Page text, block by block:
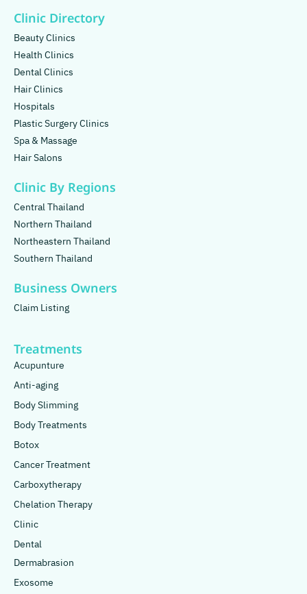
Clinic Directory
Beauty Clinics
Health Clinics
Dental Clinics
Hair Clinics
Hospitals
Plastic Surgery Clinics
Spa & Massage
Hair Salons
Clinic By Regions
Central Thailand
Northern Thailand
Northeastern Thailand
Southern Thailand
Business Owners
Claim Listing
Treatments
Acupunture
Anti-aging
Body Slimming
Body Treatments
Botox
Cancer Treatment
Carboxytherapy
Chelation Therapy
Clinic
Dental
Dermabrasion
Exosome